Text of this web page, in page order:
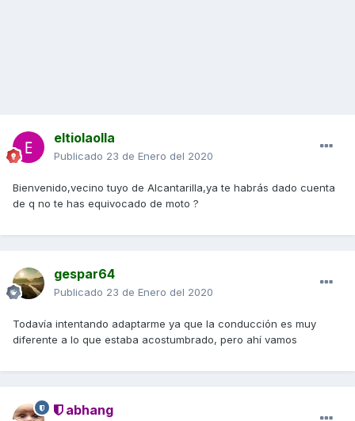
eltiolaolla
Publicado 23 de Enero del 2020
Bienvenido,vecino tuyo de Alcantarilla,ya te habrás dado cuenta
de q no te has equivocado de moto ?
gespar64
Publicado 23 de Enero del 2020
Todavía intentando adaptarme ya que la conducción es muy
diferente a lo que estaba acostumbrado, pero ahí vamos
abhang